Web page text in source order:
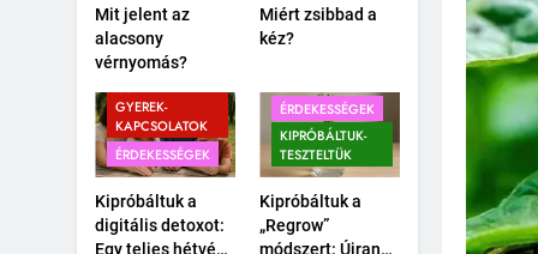
Mit jelent az
alacsony
vérnyomás?
Miért zsibbad a
kéz?
GYEREK-
KAPCSOLATOK
ÉRDEKESSÉGEK
Kipróbáltuk a
digitális detoxot:
Egy teljes hétvége
ÉRDEKESSÉGEK
KIPRÓBÁLTUK-
TESZTELTÜK
Kipróbáltuk a
„Regrow”
módszert: Újranő